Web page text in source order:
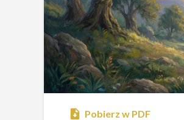
Pobierz w PDF